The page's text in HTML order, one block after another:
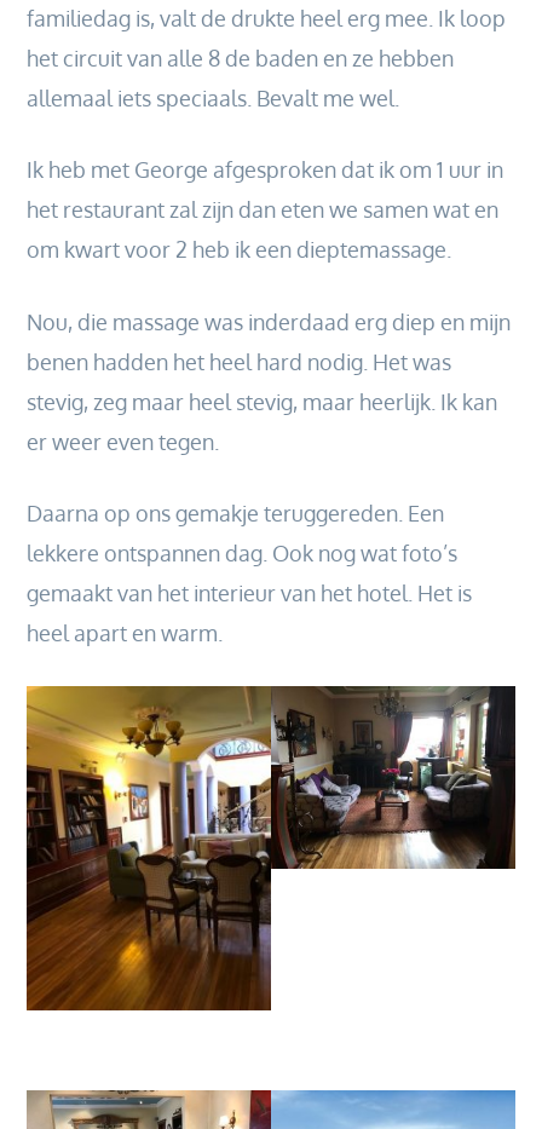
familiedag is, valt de drukte heel erg mee. Ik loop
het circuit van alle 8 de baden en ze hebben
allemaal iets speciaals. Bevalt me wel.
Ik heb met George afgesproken dat ik om 1 uur in
het restaurant zal zijn dan eten we samen wat en
om kwart voor 2 heb ik een dieptemassage.
Nou, die massage was inderdaad erg diep en mijn
benen hadden het heel hard nodig. Het was
stevig, zeg maar heel stevig, maar heerlijk. Ik kan
er weer even tegen.
Daarna op ons gemakje teruggereden. Een
lekkere ontspannen dag. Ook nog wat foto’s
gemaakt van het interieur van het hotel. Het is
heel apart en warm.